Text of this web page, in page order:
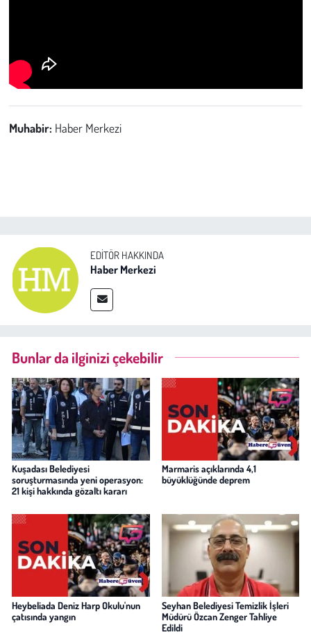
Muhabir: Haber Merkezi
EDITÖR HAKKINDA
Haber Merkezi
Bunlar da ilginizi çekebilir
Kuşadası Belediyesi
soruşturmasında yeni operasyon:
21 kişi hakkında gözaltı kararı
Marmaris açıklarında 4,1
büyüklüğünde deprem
Heybeliada Deniz Harp Okulu'nun
çatısında yangın
Seyhan Belediyesi Temizlik İşleri
Müdürü Özcan Zenger Tahliye
Edildi